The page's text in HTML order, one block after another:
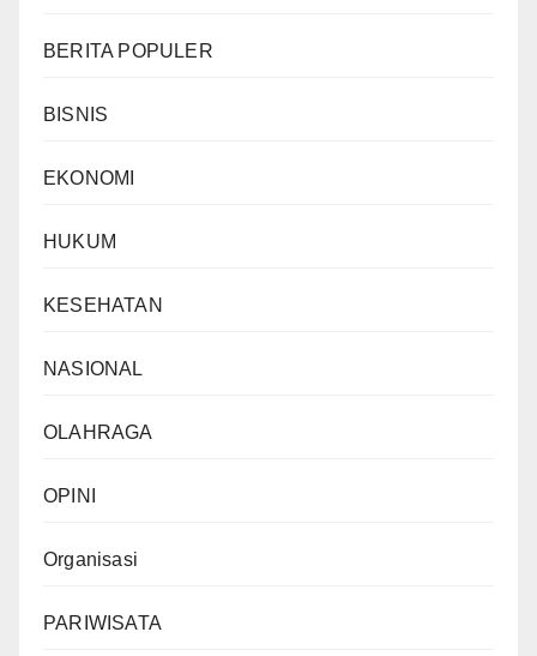
BERITA POPULER
BISNIS
EKONOMI
HUKUM
KESEHATAN
NASIONAL
OLAHRAGA
OPINI
Organisasi
PARIWISATA